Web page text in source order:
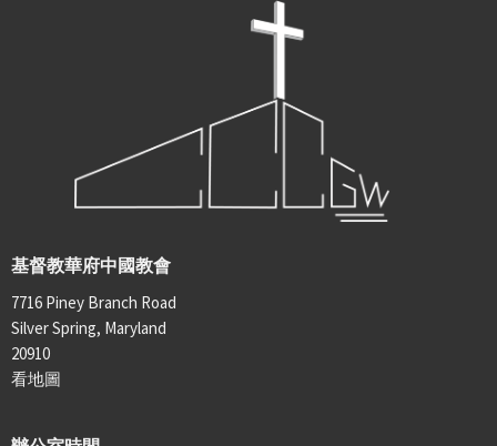
基督教華府中國教會
7716 Piney Branch Road
Silver Spring, Maryland
20910
看地圖